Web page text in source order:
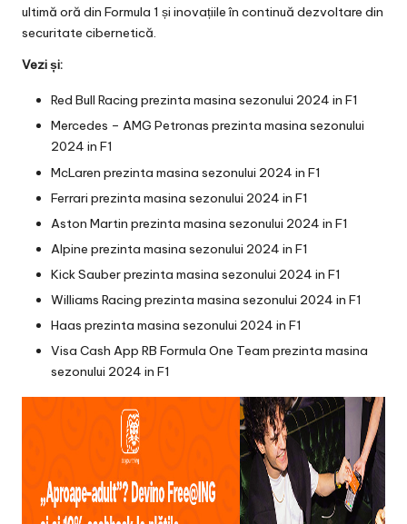
ultimă oră din Formula 1 și inovațiile în continuă dezvoltare din
securitate cibernetică.
Vezi și:
Red Bull Racing prezinta masina sezonului 2024 in F1
Mercedes – AMG Petronas prezinta masina sezonului
2024 in F1
McLaren prezinta masina sezonului 2024 in F1
Ferrari prezinta masina sezonului 2024 in F1
Aston Martin prezinta masina sezonului 2024 in F1
Alpine prezinta masina sezonului 2024 in F1
Kick Sauber prezinta masina sezonului 2024 in F1
Williams Racing prezinta masina sezonului 2024 in F1
Haas prezinta masina sezonului 2024 in F1
Visa Cash App RB Formula One Team prezinta masina
sezonului 2024 in F1